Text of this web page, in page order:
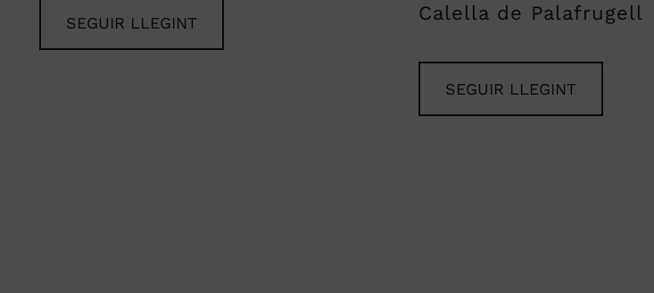
SEGUIR LLEGINT
Calella de Palafrugell
SEGUIR LLEGINT